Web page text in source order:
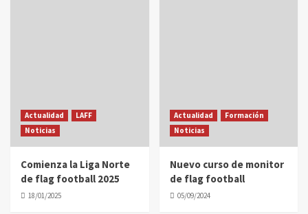
Actualidad
LAFF
Noticias
Comienza la Liga Norte
de flag football 2025
18/01/2025
Actualidad
Formación
Noticias
Nuevo curso de monitor
de flag football
05/09/2024